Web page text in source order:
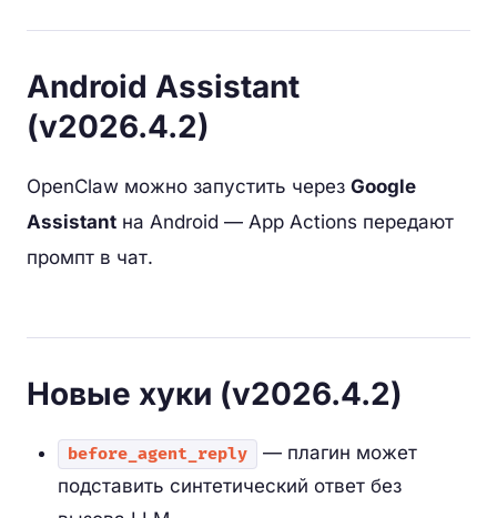
Android Assistant
(v2026.4.2)
OpenClaw можно запустить через Google
Assistant на Android — App Actions передают
промпт в чат.
Новые хуки (v2026.4.2)
before_agent_reply
— плагин может
подставить синтетический ответ без